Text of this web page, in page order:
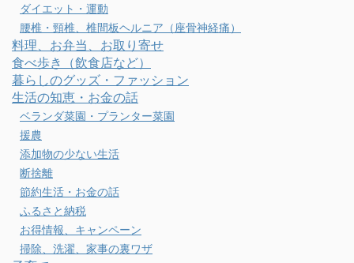
ダイエット・運動
腰椎・頸椎、椎間板ヘルニア（座骨神経痛）
料理、お弁当、お取り寄せ
食べ歩き（飲食店など）
暮らしのグッズ・ファッション
生活の知恵・お金の話
ベランダ菜園・プランター菜園
援農
添加物の少ない生活
断捨離
節約生活・お金の話
ふるさと納税
お得情報、キャンペーン
掃除、洗濯、家事の裏ワザ